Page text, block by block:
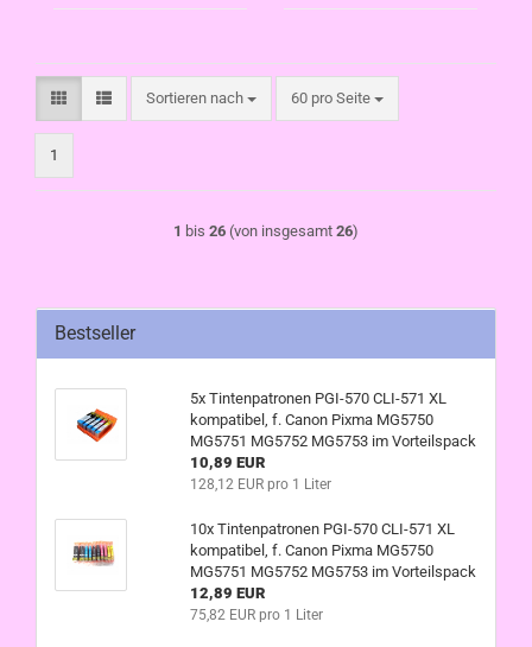
Sortieren nach
Sortieren nach 60 pro Seite
pro Seite
1
1 bis 26 (von insgesamt 26)
Bestseller
5x Tintenpatronen PGI-570 CLI-571 XL
kompatibel, f. Canon Pixma MG5750
MG5751 MG5752 MG5753 im Vorteilspack
10,89 EUR
128,12 EUR pro 1 Liter
10x Tintenpatronen PGI-570 CLI-571 XL
kompatibel, f. Canon Pixma MG5750
MG5751 MG5752 MG5753 im Vorteilspack
12,89 EUR
75,82 EUR pro 1 Liter